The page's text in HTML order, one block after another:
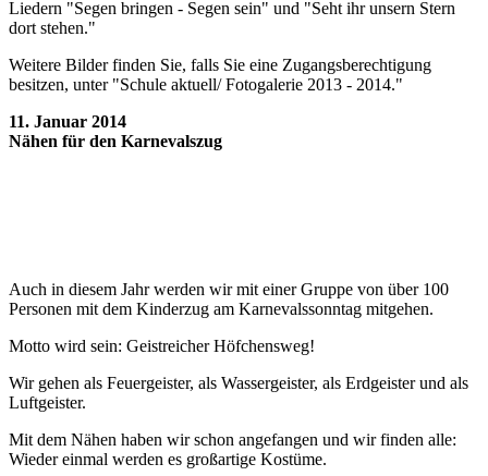
Liedern "Segen bringen - Segen sein" und "Seht ihr unsern Stern
dort stehen."
Weitere Bilder finden Sie, falls Sie eine Zugangsberechtigung
besitzen, unter "Schule aktuell/ Fotogalerie 2013 - 2014."
11. Januar 2014
Nähen für den Karnevalszug
Auch in diesem Jahr werden wir mit einer Gruppe von über 100
Personen mit dem Kinderzug am Karnevalssonntag mitgehen.
Motto wird sein: Geistreicher Höfchensweg!
Wir gehen als Feuergeister, als Wassergeister, als Erdgeister und als
Luftgeister.
Mit dem Nähen haben wir schon angefangen und wir finden alle:
Wieder einmal werden es großartige Kostüme.